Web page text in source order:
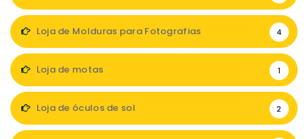
Loja de Molduras para Fotografias 4
Loja de motas 1
Loja de óculos de sol 2